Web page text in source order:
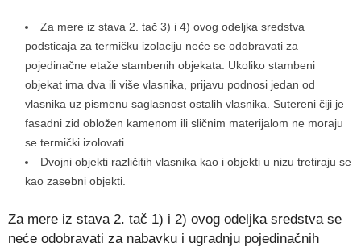
Za mere iz stava 2. tač 3) i 4) ovog odeljka sredstva
podsticaja za termičku izolaciju neće se odobravati za
pojedinačne etaže stambenih objekata. Ukoliko stambeni
objekat ima dva ili više vlasnika, prijavu podnosi jedan od
vlasnika uz pismenu saglasnost ostalih vlasnika. Sutereni čiji je
fasadni zid obložen kamenom ili sličnim materijalom ne moraju
se termički izolovati.
Dvojni objekti različitih vlasnika kao i objekti u nizu tretiraju se
kao zasebni objekti.
Za mere iz stava 2. tač 1) i 2) ovog odeljka sredstva se
neće odobravati za nabavku i ugradnju pojedinačnih